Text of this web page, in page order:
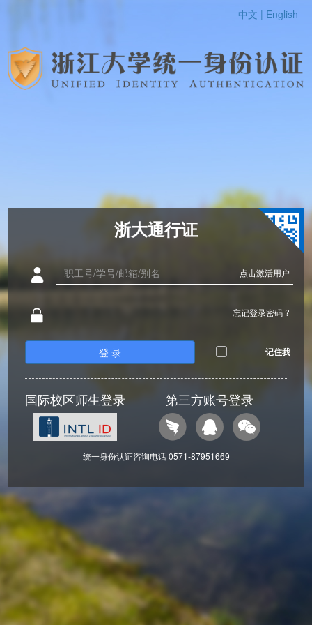
中文 | English
浙大通行证
点击激活用户
忘记登录密码 ?
登 录 记住我
国际校区师生登录 第三方账号登录
统一身份认证咨询电话 0571-87951669